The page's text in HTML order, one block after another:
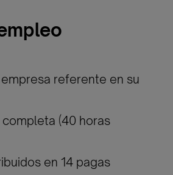
referente en su
(40 horas
en 14 pagas